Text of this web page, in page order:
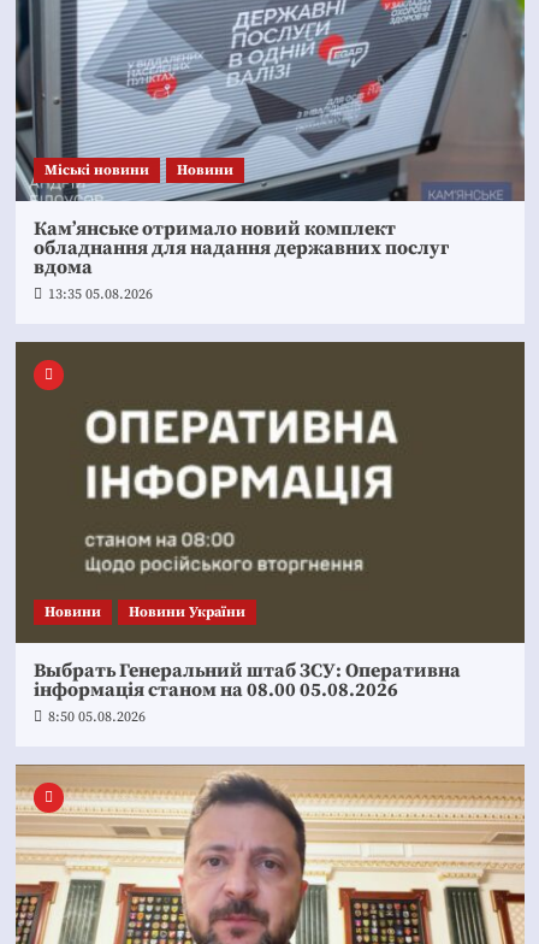
Mіські новини Новини
Кам’янське отримало новий комплект
обладнання для надання державних послуг
вдома
13:35 05.08.2026
Новини Новини України
Выбрать Генеральний штаб ЗСУ: Оперативна
інформація станом на 08.00 05.08.2026
8:50 05.08.2026